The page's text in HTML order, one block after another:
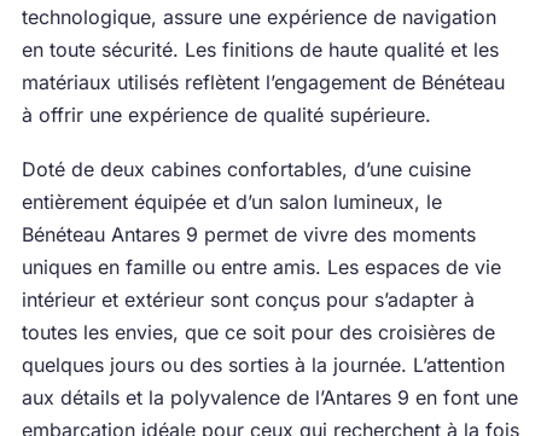
technologique, assure une expérience de navigation
en toute sécurité. Les finitions de haute qualité et les
matériaux utilisés reflètent l’engagement de Bénéteau
à offrir une expérience de qualité supérieure.
Doté de deux cabines confortables, d’une cuisine
entièrement équipée et d’un salon lumineux, le
Bénéteau Antares 9 permet de vivre des moments
uniques en famille ou entre amis. Les espaces de vie
intérieur et extérieur sont conçus pour s’adapter à
toutes les envies, que ce soit pour des croisières de
quelques jours ou des sorties à la journée. L’attention
aux détails et la polyvalence de l’Antares 9 en font une
embarcation idéale pour ceux qui recherchent à la fois